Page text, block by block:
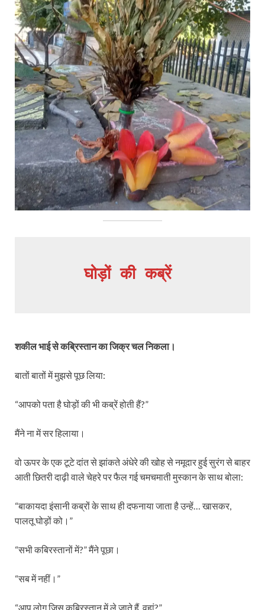
घोड़ों की कब्रें
शकील भाई से कब्रिस्तान का जिक्र चल निकला।
बातों बातों में मुझसे पूछ लिया:
“आपको पता है घोड़ों की भी कब्रें होती हैं?”
मैंने ना में सर हिलाया।
वो ऊपर के एक टूटे दांत से झांकते अंधेरे की खोह से नमूदार हुई सुरंग से बाहर
आती छितरी दाढ़ी वाले चेहरे पर फैल गई चमचमाती मुस्कान के साथ बोला:
“बाकायदा इंसानी कब्रों के साथ ही दफनाया जाता है उन्हें… खासकर,
पालतू घोड़ों को।”
“सभी कबिरस्तानों में?” मैंने पूछा।
“सब में नहीं।”
“आप लोग जिस कब्रिस्तान में ले जाते हैं, वहां?”